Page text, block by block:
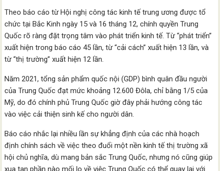
Theo báo cáo từ Hội nghị công tác kinh tế trung ương được tổ
chức tại Bắc Kinh ngày 15 và 16 tháng 12, chính quyền Trung
Quốc rõ ràng đặt trọng tâm vào phát triển kinh tế. Từ “phát triển”
xuất hiện trong báo cáo 45 lần, từ “cải cách” xuất hiện 13 lần, và
từ “thị trường” xuất hiện 12 lần.
Năm 2021, tổng sản phẩm quốc nội (GDP) bình quân đầu người
của Trung Quốc đạt mức khoảng 12.600 Đôla, chỉ bằng 1/5 của
Mỹ, do đó chính phủ Trung Quốc giờ đây phải hướng công tác
vào việc cải thiện sinh kế cho người dân.
Báo cáo nhắc lại nhiều lần sự khẳng định của các nhà hoạch
định chính sách về việc theo đuổi một nền kinh tế thị trường xã
hội chủ nghĩa, dù mang bản sắc Trung Quốc, nhưng nó cũng giúp
xua tan phần nào mối lo về việc Trung Quốc có thể quay lại với